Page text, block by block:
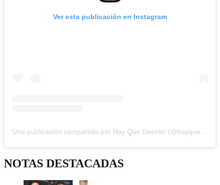
Ver esta publicación en Instagram
Una publicación compartida por Hay Que Decirlo! (@hayquedecirlo13)
NOTAS DESTACADAS